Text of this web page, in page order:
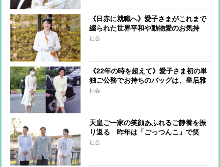
《日赤に就職へ》愛子さまがこれまで
綴られた世界平和や動物愛のお気持
ち 雅子さまは愛子さまの作文を回想
社会
《22年の時を超えて》愛子さま初の単
独ご公務でお持ちのバッグは、皇后雅
子さまが以前使われていたもの 装い
社会
天皇ご一家の笑顔あふれるご静養を振
り返る 昨年は「ごっつんこ」で笑
顔、愛子さまの思い出は家族とサーフ
社会